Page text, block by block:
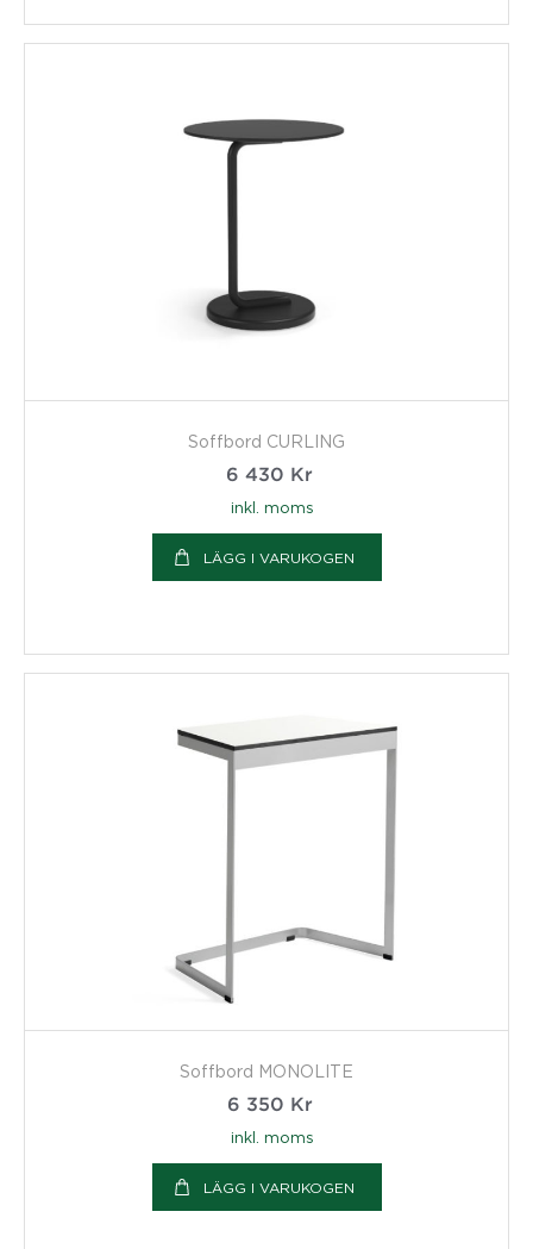
Soffbord CURLING
6 430 Kr
inkl. moms
LÄGG I VARUKOGEN
Soffbord MONOLITE
6 350 Kr
inkl. moms
LÄGG I VARUKOGEN